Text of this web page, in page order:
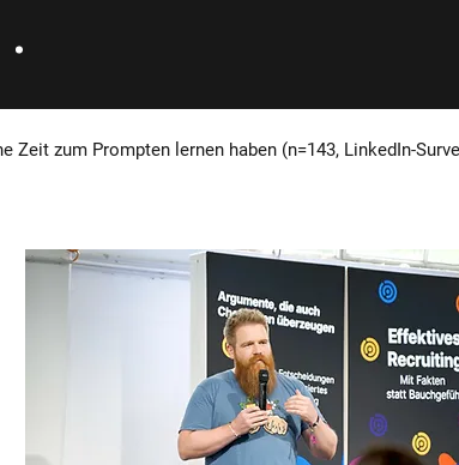
Zeit zum Prompten lernen haben (n=143, LinkedIn-